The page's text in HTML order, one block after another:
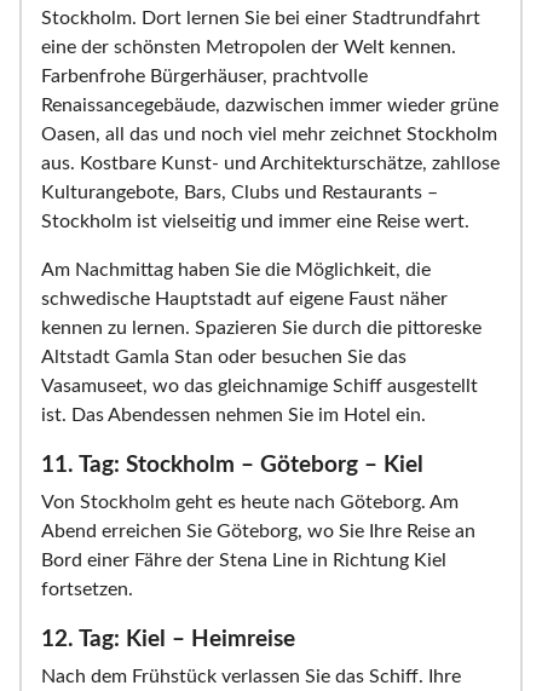
Stockholm. Dort lernen Sie bei einer Stadtrundfahrt
eine der schönsten Metropolen der Welt kennen.
Farbenfrohe Bürgerhäuser, prachtvolle
Renaissancegebäude, dazwischen immer wieder grüne
Oasen, all das und noch viel mehr zeichnet Stockholm
aus. Kostbare Kunst- und Architekturschätze, zahllose
Kulturangebote, Bars, Clubs und Restaurants –
Stockholm ist vielseitig und immer eine Reise wert.
Am Nachmittag haben Sie die Möglichkeit, die
schwedische Hauptstadt auf eigene Faust näher
kennen zu lernen. Spazieren Sie durch die pittoreske
Altstadt Gamla Stan oder besuchen Sie das
Vasamuseet, wo das gleichnamige Schiff ausgestellt
ist. Das Abendessen nehmen Sie im Hotel ein.
11. Tag: Stockholm – Göteborg – Kiel
Von Stockholm geht es heute nach Göteborg. Am
Abend erreichen Sie Göteborg, wo Sie Ihre Reise an
Bord einer Fähre der Stena Line in Richtung Kiel
fortsetzen.
12. Tag: Kiel – Heimreise
Nach dem Frühstück verlassen Sie das Schiff. Ihre